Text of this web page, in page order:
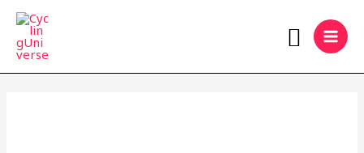
Skip
content
Search